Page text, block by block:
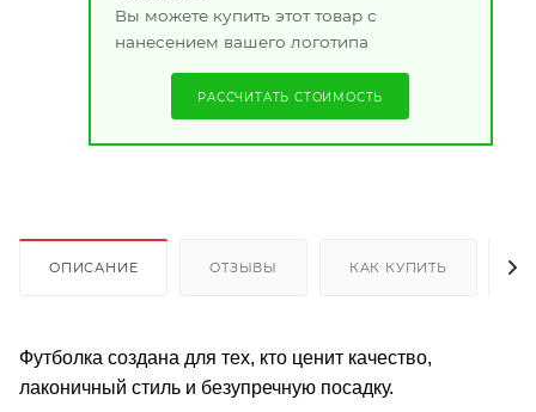
Вы можете купить этот товар с
нанесением вашего логотипа
РАССЧИТАТЬ СТОИМОСТЬ
ОПИСАНИЕ ОТЗЫВЫ КАК КУПИТЬ
Футболка создана для тех, кто ценит качество,
лаконичный стиль и безупречную посадку.